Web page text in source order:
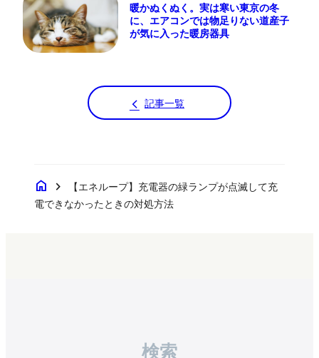
暖かぬくぬく。実は寒い東京の冬
に、エアコンでは物足りない道産子
が気に入った暖房器具
記事一覧
home chevron_right
【エネループ】充電器の緑ランプが点滅して充
電できなかったときの対処方法
検索